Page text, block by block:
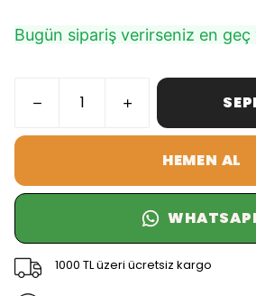
Bugün sipariş verirseniz en geç
HEMEN AL
1000 TL üzeri ücretsiz kargo